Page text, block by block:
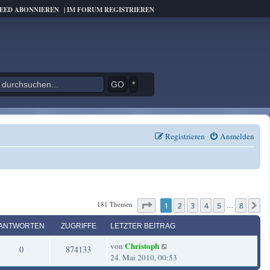
ABONNIEREN |IM FORUM REGISTRIEREN
*
Anmelden
Registrieren
181 Themen Seite 1von
1 2 3 4 5 … 8
ZUGRIFFE LETZTER BEITRAG
0A
n
874133Z
u
L
e
t
von Christoph
24. Mai 2010, 00:53